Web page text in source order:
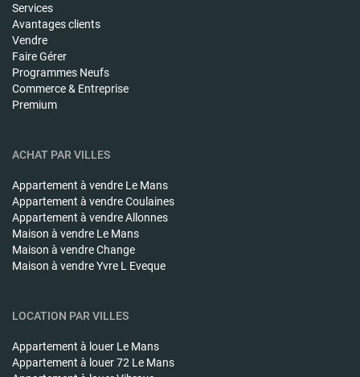
Services
Avantages clients
Vendre
Faire Gérer
Programmes Neufs
Commerce & Entreprise
Premium
ACHAT PAR VILLES
Appartement à vendre Le Mans
Appartement à vendreCoulaines
Appartement à vendreAllonnes
Maison à vendre Le Mans
Maison à vendreChange
Maison à vendreYvre L Eveque
LOCATION PAR VILLES
Appartement à louer Le Mans
Appartement à louer72 Le Mans